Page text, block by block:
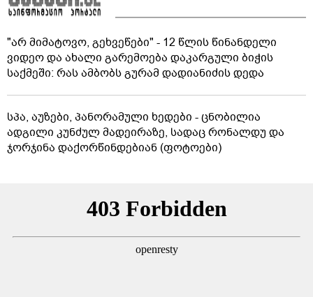
"არ მიმატოვო, გეხვეწები" - 12 წლის წინანდელი
ვიდეო და ახალი გარემოება დაკარგული ბიჭის
საქმეში: რას ამბობს გურამ დადიანიძის დედა
სპა, აუზები, პანორამული ხედები - ცნობილია
ადგილი კუნძულ მადეირაზე, სადაც რონალდუ და
ჯორჯინა დაქორწინდებიან (ფოტოები)